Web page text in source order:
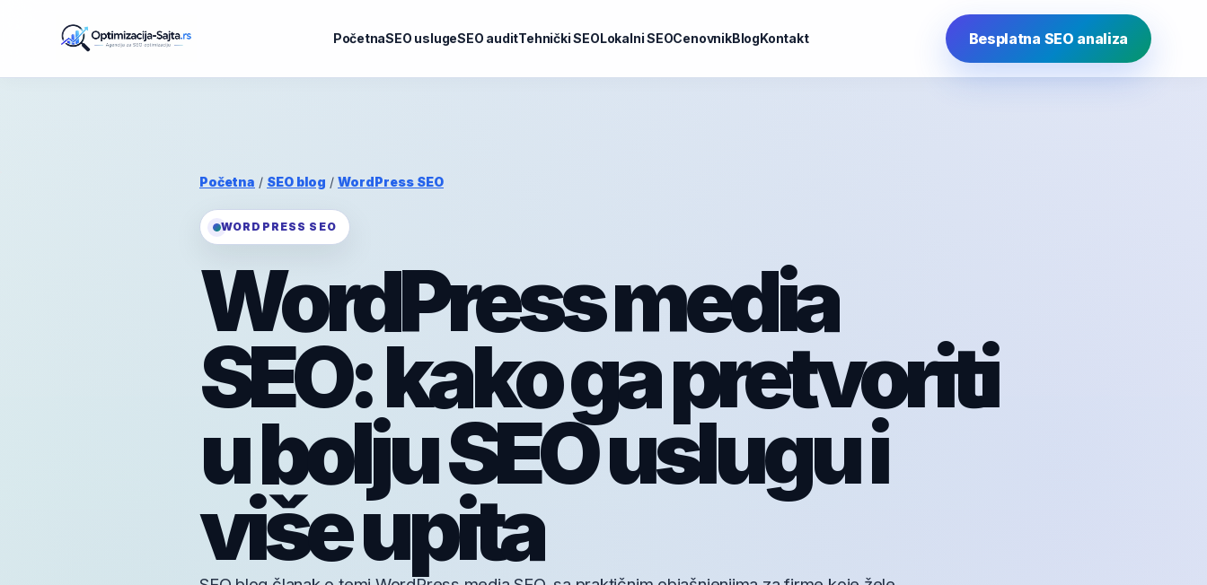
PočetnaSEO uslugeSEO auditTehnički SEOLokalni SEOCenovnikBlogKontakt Besplatna SEO analiza
Početna / SEO blog / WordPress SEO
WORDPRESS SEO
WordPress media
SEO: kako ga pretvoriti
u bolju SEO uslugu i
više upita